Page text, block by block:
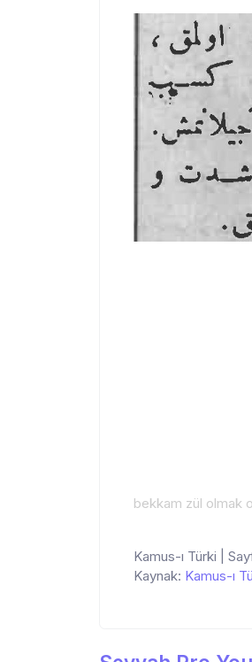
bekkam zül olmak
Kamus-ı Türki |
Kaynak: Kamus-ı